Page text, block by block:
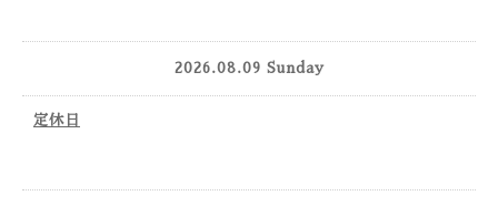
2026.08.09 Sunday
定休日